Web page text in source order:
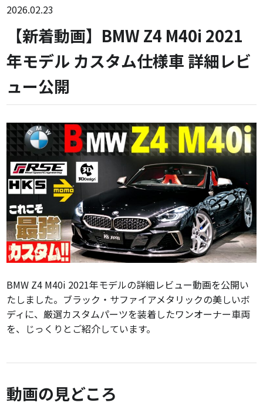
2026.02.23
【新着動画】BMW Z4 M40i 2021
年モデル カスタム仕様車 詳細レビ
ュー公開
BMW Z4 M40i 2021年モデルの詳細レビュー動画を公開い
たしました。ブラック・サファイアメタリックの美しいボ
ディに、厳選カスタムパーツを装着したワンオーナー車両
を、じっくりとご紹介しています。
動画の見どころ